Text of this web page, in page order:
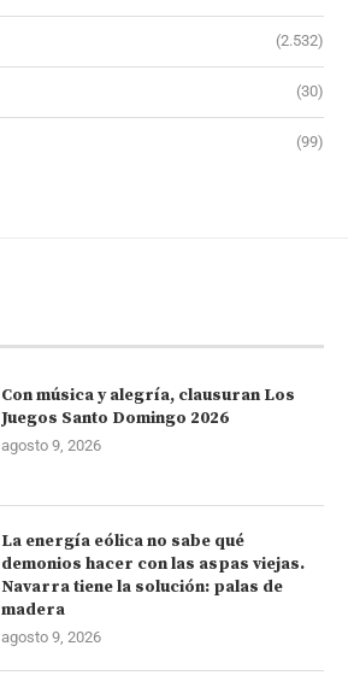
(2.532)
(30)
(99)
Con música y alegría, clausuran Los
Juegos Santo Domingo 2026
agosto 9, 2026
La energía eólica no sabe qué
demonios hacer con las aspas viejas.
Navarra tiene la solución: palas de
madera
agosto 9, 2026